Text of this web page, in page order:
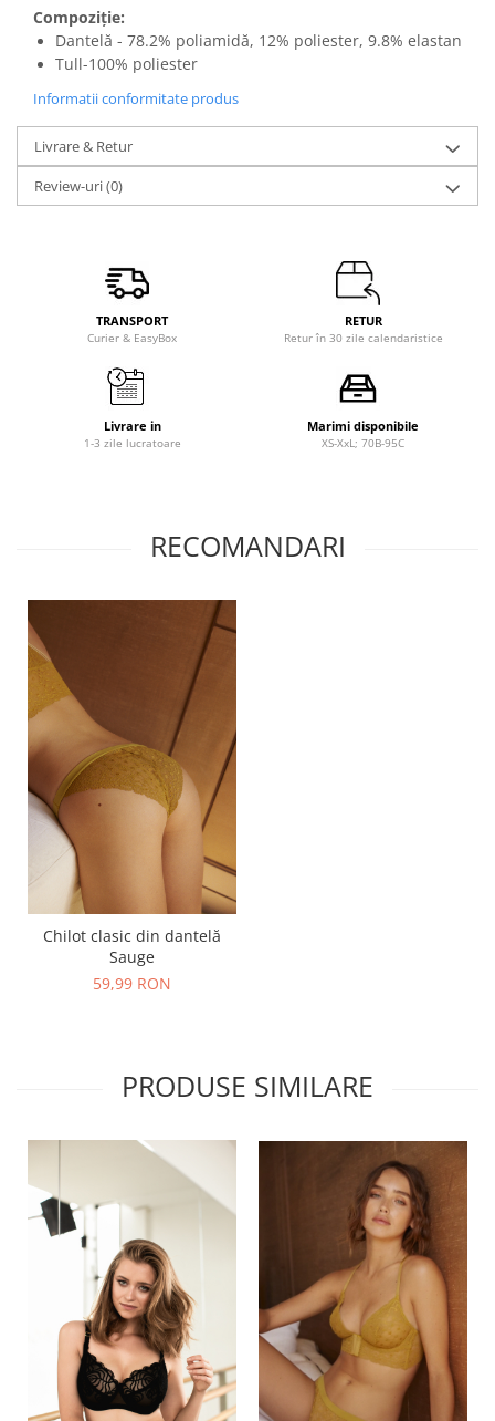
Compoziție:
Dantelă - 78.2% poliamidă, 12% poliester, 9.8% elastan
Tull-100% poliester
Informatii conformitate produs
Livrare & Retur
Review-uri(0)
TRANSPORT
Curier & EasyBox
RETUR
Retur în 30 zile calendaristice
Livrare in
1-3 zile lucratoare
Marimi disponibile
XS-XxL; 70B-95C
RECOMANDARI
Chilot clasic din dantelă
Sauge
59,99 RON
PRODUSE SIMILARE